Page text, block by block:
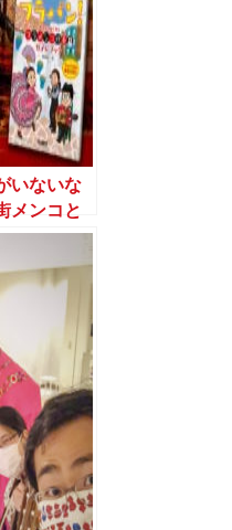
いないな
メンコと